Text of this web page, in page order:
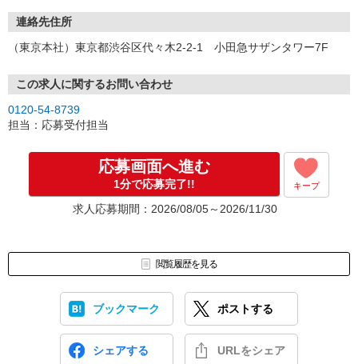
連絡先住所
（東京本社）東京都渋谷区代々木2-2-1 小田急サザンタワー7F
この求人に関するお問い合わせ
0120-54-8739
担当：応募受付担当
応募画面へ進む
1分で応募完了!! キープ
求人応募期間：2026/08/05～2026/11/30
閲覧履歴を見る
ブックマーク ポストする
シェアする URLをシェア